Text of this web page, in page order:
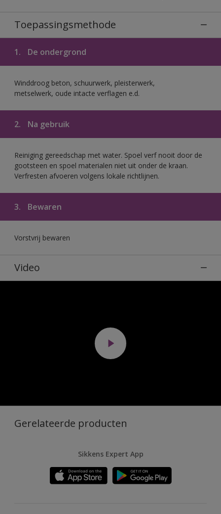
Toepassingsmethode
1. De ondergrond
Winddroog beton, schuurwerk, pleisterwerk,
metselwerk, oude intacte verflagen e.d.
2. Na gebruik
Reiniging gereedschap met water. Spoel verf nooit door de
gootsteen en spoel materialen niet uit onder de kraan.
Verfresten afvoeren volgens lokale richtlijnen.
3. Bewaren
Vorstvrij bewaren
Video
Gerelateerde producten
Sikkens Expert App